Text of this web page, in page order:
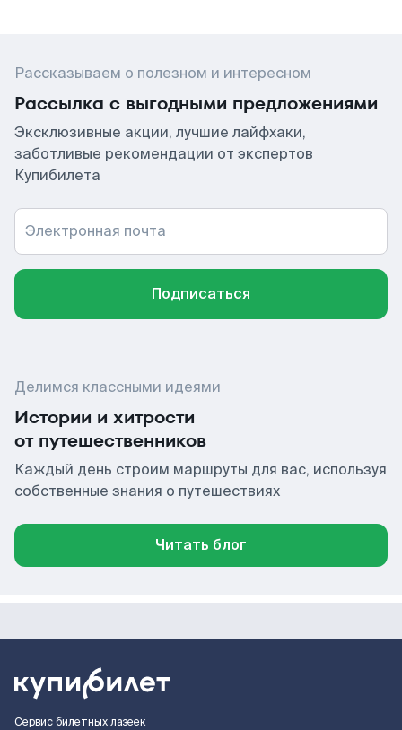
Рассказываем о полезном и интересном
Рассылка с выгодными предложениями
Эксклюзивные акции, лучшие лайфхаки,
заботливые рекомендации от экспертов
Купибилета
Электронная почта
Подписаться
Делимся классными идеями
Истории и хитрости
от путешественников
Каждый день строим маршруты для вас, используя
собственные знания о путешествиях
Читать блог
Сервис билетных лазеек